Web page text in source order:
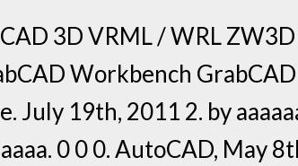
3D VRML / WRL
Workbench
July 19th, 2011 2. by
0 0 0. AutoCAD, May